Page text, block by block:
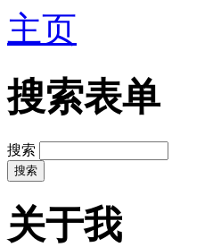
主页
搜索表单
搜索
关于我